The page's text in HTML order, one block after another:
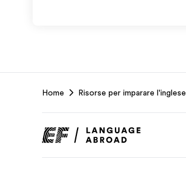
Home Risorse per imparare l'inglese